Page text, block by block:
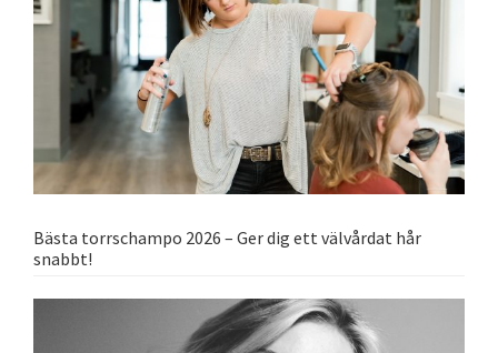
Bästa torrschampo 2026 – Ger dig ett välvårdat hår
snabbt!